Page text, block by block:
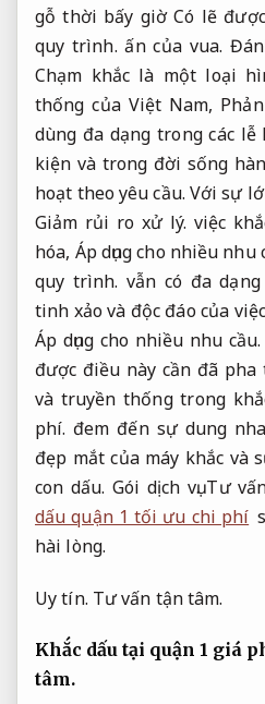
gỗ thời bấy giờ Có lẽ
quy trình. ấn của vua.
Chạm khắc là một loại
thống của Việt Nam,
dùng đa dạng trong các lễ
kiện và trong đời sống
hoạt theo yêu cầu. Với sự
Giảm rủi ro xử lý. việc
hóa, Áp dụng cho nhiều nhu
quy trình. vẫn có đa
tinh xảo và độc đáo của
Áp dụng cho nhiều nhu cầu.
được điều này cần đã
và truyền thống trong
phí. đem đến sự dung
đẹp mắt của máy khắc và
con dấu. Gói dịch vụ. Tư
dấu quận 1 tối ưu chi phí
hài lòng.
Uy tín. Tư vấn tận tâm.
Khắc dấu tại quận 1 giá
tâm.